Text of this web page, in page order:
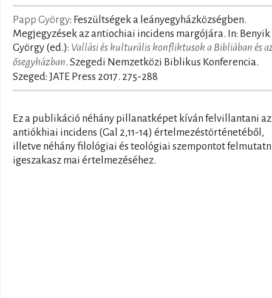
Papp György: Feszültségek a leányegyházközségben.
Megjegyzések az antiochiai incidens margójára. In: Benyik
György (ed.): Vallási és kulturális konfliktusok a Bibliában és
ősegyházban. Szegedi Nemzetközi Biblikus Konferencia.
Szeged: JATE Press 2017. 275-288
Ez a publikáció néhány pillanatképet kíván felvillantani az
antiókhiai incidens (Gal 2,11-14) értelmezéstörténetéből,
illetve néhány filológiai és teológiai szempontot
igeszakasz mai értelmezéséhez.